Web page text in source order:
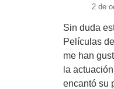
2 de
Sin duda
Películas
me han
la
encantó su